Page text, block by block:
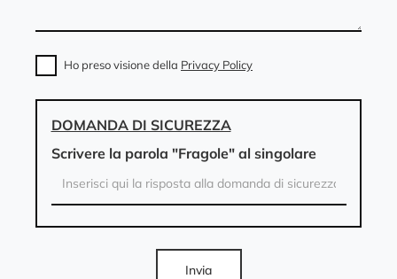
Ho preso visione della Privacy Policy
DOMANDA DI SICUREZZA
Scrivere la parola "Fragole" al singolare
Invia